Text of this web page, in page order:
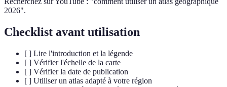
2026".
Checklist avant utilisation
[ ] Lire l'introduction et la légende
[ ] Vérifier l'échelle de la carte
[ ] Vérifier la date de publication
[ ] Utiliser un atlas adapté à votre région